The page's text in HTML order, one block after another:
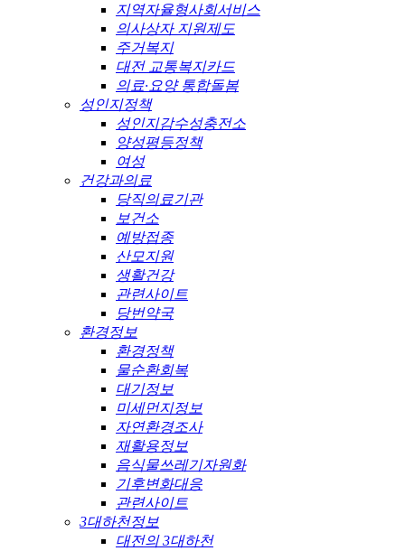
지역자율형사회서비스
의사상자 지원제도
주거복지
대전 교통복지카드
의료·요양 통합돌봄
성인지정책
성인지감수성충전소
양성평등정책
여성
건강과의료
당직의료기관
보건소
예방접종
산모지원
생활건강
관련사이트
당번약국
환경정보
환경정책
물순환회복
대기정보
미세먼지정보
자연환경조사
재활용정보
음식물쓰레기자원화
기후변화대응
관련사이트
3대하천정보
대전의 3대하천